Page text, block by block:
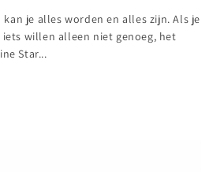
je alles worden en alles zijn. Als je
willen alleen niet genoeg, het
Star...